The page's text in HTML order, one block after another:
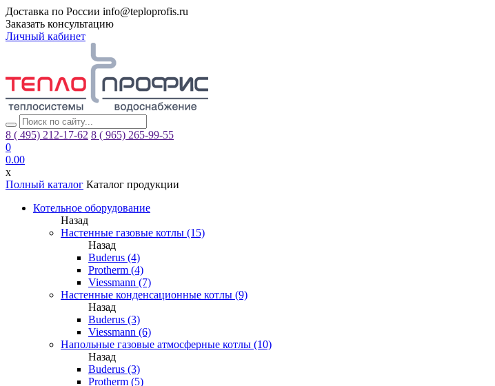
Доставка по России info@teploprofis.ru
Заказать консультацию
Личный кабинет
8 ( 495) 212-17-62 8 ( 965) 265-99-55
0
0.00
x
Полный каталог Каталог продукции
Котельное оборудование
Назад
Настенные газовые котлы (15)
Назад
Buderus (4)
Protherm (4)
Viessmann (7)
Настенные конденсационные котлы (9)
Назад
Buderus (3)
Viessmann (6)
Напольные газовые атмосферные котлы (10)
Назад
Buderus (3)
Protherm (5)